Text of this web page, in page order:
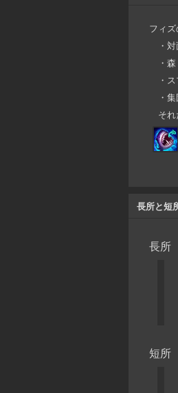
フィ
・対
・森
・ス
・集
それ
長所と短
長所
短所